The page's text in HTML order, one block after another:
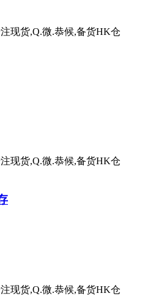
现货,Q.微.恭候,备货HK仓
现货,Q.微.恭候,备货HK仓
现货,Q.微.恭候,备货HK仓